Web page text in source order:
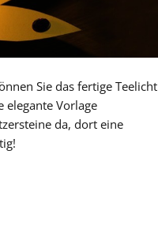
Sie das fertige Teelicht
elegante Vorlage
da, dort eine